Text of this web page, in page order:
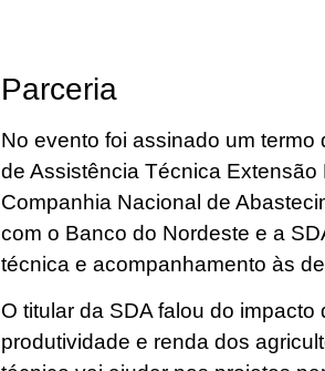
Parceria
No evento foi assinado um
de Assistência Técnica
Companhia Nacional de
com o Banco do Nordeste e a
técnica e acompanhamento às
O titular da SDA falou do
produtividade e renda dos